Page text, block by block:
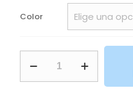
Color
Nidoran
Makito